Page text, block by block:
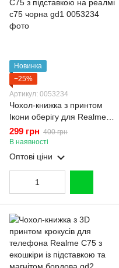
Новинка
−25%
Артикул: 0053234
Чохол-книжка з принтом
Ікони оберігу для Realme
C75 з підставкою на реалмі
с75 чорна gd1
299 грн 400 грн
В наявності
Оптові ціни